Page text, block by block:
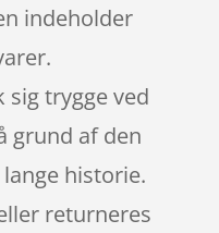
indeholder
trygge ved
grund af den
historie.
returneres